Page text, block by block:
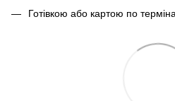
Готівкою або картою по